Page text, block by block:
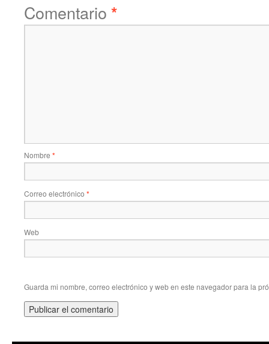
Comentario *
Nombre *
Correo electrónico *
Web
Guarda mi nombre, correo electrónico y web en este navegador para la